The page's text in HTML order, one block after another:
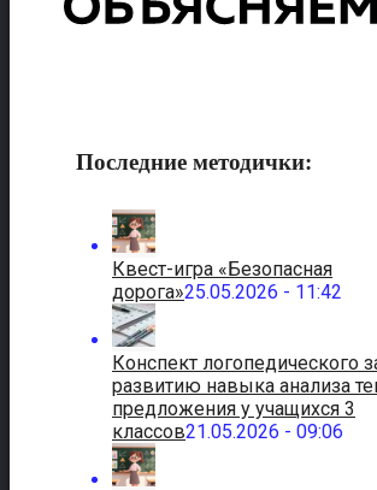
Последние методички:
Квест-игра «Безопасная
дорога»25.05.2026 - 11:42
Конспект логопедического
развитию навыка анализа
предложения у учащихся 3
классов21.05.2026 - 09:06